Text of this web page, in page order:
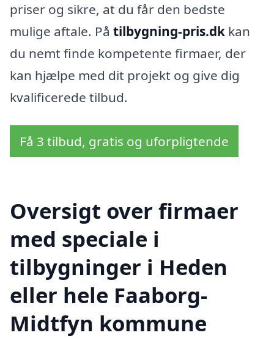
priser og sikre, at du får den bedste
mulige aftale. På tilbygning-pris.dk kan
du nemt finde kompetente firmaer, der
kan hjælpe med dit projekt og give dig
kvalificerede tilbud.
Få 3 tilbud, gratis og uforpligtende
Oversigt over firmaer
med speciale i
tilbygninger i Heden
eller hele Faaborg-
Midtfyn kommune